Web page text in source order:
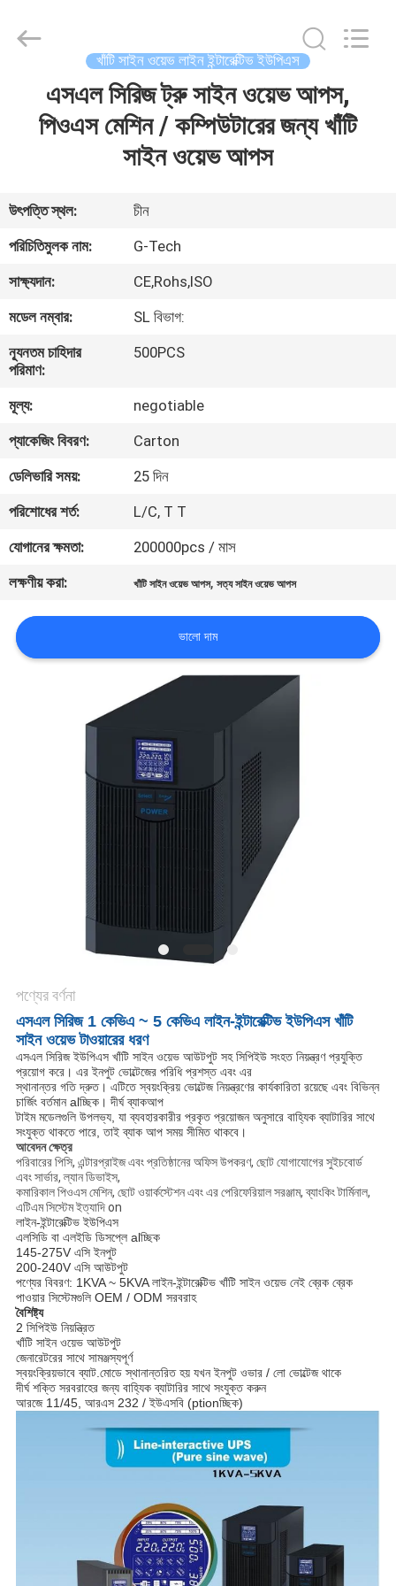
আমাদের
সম্বন্ধে
কারখানা
পরিদর্শন
নিয়ন্ত্রণ
আমাদের
সাথে
যোগাযোগ
খবর
একটি
POWER
GROUP.
খাঁটি সাইন ওয়েভ লাইন ইন্টারেক্টিভ ইউপিএস
এসএল সিরিজ ট্রু সাইন ওয়েভ আপস,
পিওএস মেশিন / কম্পিউটারের জন্য খাঁটি
সাইন ওয়েভ আপস
উৎপত্তি স্থল:
চীন
পরিচিতিমুলক নাম:
G-Tech
সাক্ষ্যদান:
CE,Rohs,ISO
মডেল নম্বার:
SL বিভাগ:
ন্যূনতম চাহিদার
পরিমাণ:
500PCS
মূল্য:
negotiable
প্যাকেজিং বিবরণ:
Carton
ডেলিভারি সময়:
25 দিন
পরিশোধের শর্ত:
L/C, T T
যোগানের ক্ষমতা:
200000pcs / মাস
লক্ষণীয় করা:
খাঁটি সাইন ওয়েভ আপস,সত্য সাইন ওয়েভ আপস
ভালো দাম
পণ্যের বর্ণনা
এসএল সিরিজ 1 কেভিএ ~ 5 কেভিএ লাইন-ইন্টারেক্টিভ ইউপিএস খাঁটি
সাইন ওয়েভ টাওয়ারের ধরণ
এসএল সিরিজ ইউপিএস খাঁটি সাইন ওয়েভ আউটপুট সহ সিপিইউ সংহত নিয়ন্ত্রণ প্রযুক্তি
প্রয়োগ করে। এর ইনপুট ভোল্টেজের পরিধি প্রশস্ত এবং এর
স্থানান্তর গতি দ্রুত। এটিতে স্বয়ংক্রিয় ভোল্টেজ নিয়ন্ত্রণের কার্যকারিতা রয়েছে এবং বিভিন্ন
চার্জিং বর্তমান alচ্ছিক। দীর্ঘ ব্যাকআপ
টাইম মডেলগুলি উপলভ্য, যা ব্যবহারকারীর প্রকৃত প্রয়োজন অনুসারে বাহ্যিক ব্যাটারির সাথে
সংযুক্ত থাকতে পারে, তাই ব্যাক আপ সময় সীমিত থাকবে।
আবেদন ক্ষেত্র
পরিবারের পিসি, এন্টারপ্রাইজ এবং প্রতিষ্ঠানের অফিস উপকরণ, ছোট যোগাযোগের সুইচবোর্ড
এবং সার্ভার, ল্যান ডিভাইস,
কমারিকাল পিওএস মেশিন, ছোট ওয়ার্কস্টেশন এবং এর পেরিফেরিয়াল সরঞ্জাম, ব্যাংকিং টার্মিনাল,
এটিএম সিস্টেম ইত্যাদি on
লাইন-ইন্টারেক্টিভ ইউপিএস
এলসিডি বা এলইডি ডিসপ্লে alচ্ছিক
145-275V এসি ইনপুট
200-240V এসি আউটপুট
পণ্যের বিবরণ: 1KVA ~ 5KVA লাইন-ইন্টারেক্টিভ খাঁটি সাইন ওয়েভ নেই ব্রেক ব্রেক
পাওয়ার সিস্টেমগুলি OEM / ODM সরবরাহ
বৈশিষ্ট্য
2 সিপিইউ নিয়ন্ত্রিত
খাঁটি সাইন ওয়েভ আউটপুট
জেনারেটরের সাথে সামঞ্জস্যপূর্ণ
স্বয়ংক্রিয়ভাবে ব্যাট.মোডে স্থানান্তরিত হয় যখন ইনপুট ওভার / লো ভোল্টেজ থাকে
দীর্ঘ শক্তি সরবরাহের জন্য বাহ্যিক ব্যাটারির সাথে সংযুক্ত করুন
আরজে 11/45, আরএস 232 / ইউএসবি (ptionচ্ছিক)